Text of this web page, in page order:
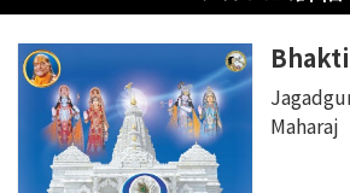
Maharaj